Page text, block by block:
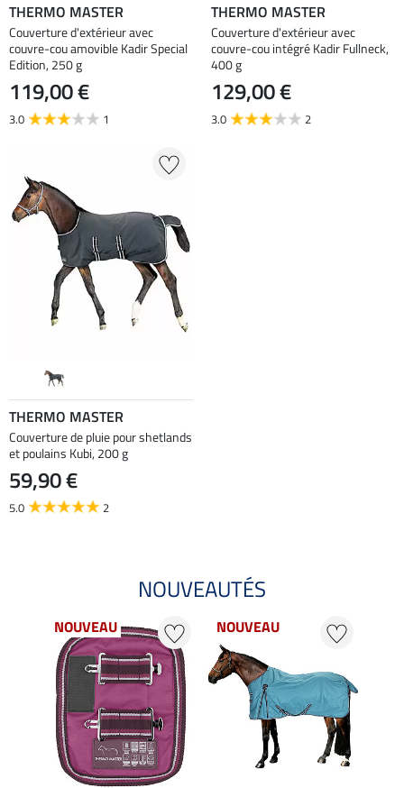
THERMO MASTER
Couverture d'extérieur avec
couvre-cou amovible Kadir Special
Edition, 250 g
119,00 €
3.0 1
THERMO MASTER
Couverture d'extérieur avec
couvre-cou intégré Kadir Fullneck,
400 g
129,00 €
3.0 2
THERMO MASTER
Couverture de pluie pour shetlands
et poulains Kubi, 200 g
59,90 €
5.0 2
NOUVEAUTÉS
NOUVEAU NOUVEAU